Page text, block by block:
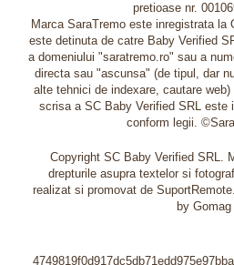
pretioase nr.
Marca SaraTremo este inregistrata la
este detinuta de catre Baby Verified
a domeniului "saratremo.ro" sau a
directa sau "ascunsa" (de tipul, dar
alte tehnici de indexare, cautare
scrisa a SC Baby Verified SRL este
conform legii.
Copyright SC Baby Verified SRL.
drepturile asupra textelor si
realizat si promovat de
by Gomag
4749819f0d917dc5db71edd975e97bba